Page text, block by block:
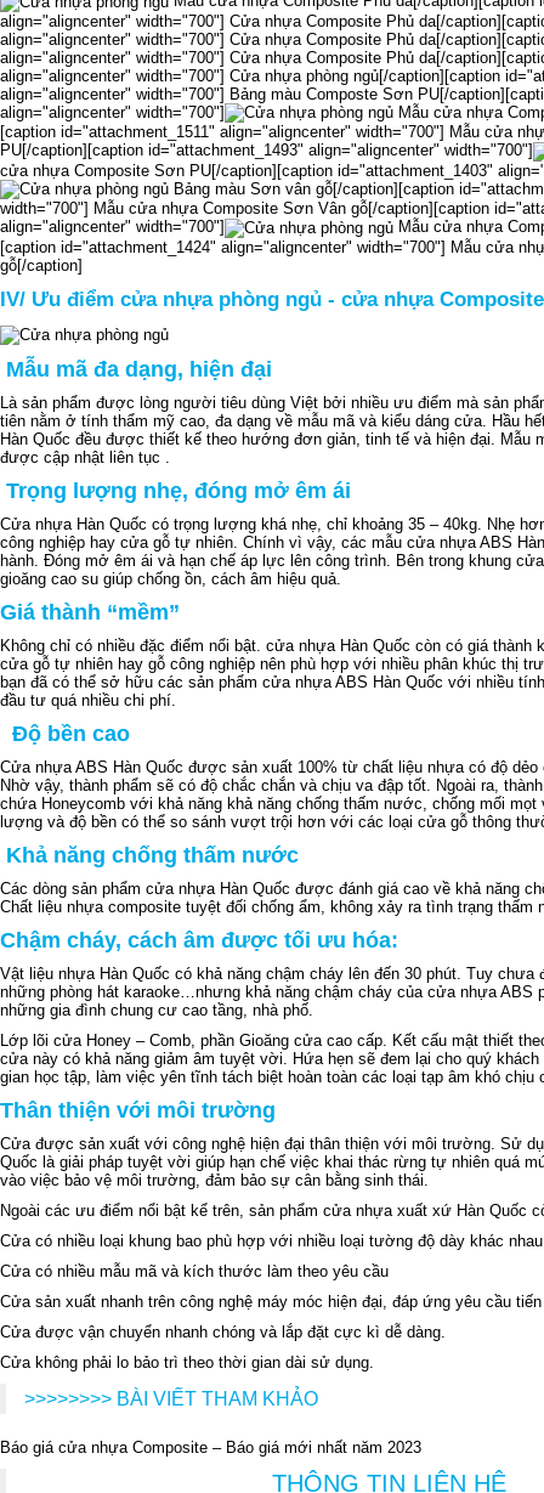
align="aligncenter" width="700"] Cửa nhựa Composite Phủ da[/
align="aligncenter" width="700"] Cửa nhựa Composite Phủ da[/
align="aligncenter" width="700"] Cửa nhựa Composite Phủ da[/
align="aligncenter" width="700"] Cửa nhựa phòng ngủ[/caption][caption
align="aligncenter" width="700"] Bảng màu Composte Sơn PU[/
align="aligncenter" width="700"]
Mẫu cửa nhựa
[caption id="attachment_1511" align="aligncenter" width="700"] Mẫu cửa
PU[/caption][caption id="attachment_1493" align="aligncenter" width="700"]
cửa nhựa Composite Sơn PU[/caption][caption id="attachment_1403"
Bảng màu Sơn vân gỗ[/caption][caption
width="700"] Mẫu cửa nhựa Composite Sơn Vân gỗ[/caption][caption
align="aligncenter" width="700"]
Mẫu cửa nhựa
[caption id="attachment_1424" align="aligncenter" width="700"] Mẫu cửa
gỗ[/caption]
IV/ Ưu điểm cửa nhựa phòng ngủ - cửa nhựa Composite
Mẫu mã đa dạng, hiện đại
Là sản phẩm được lòng người tiêu dùng Việt bởi nhiều ưu điểm mà sản
tiên nằm ở tính thẩm mỹ cao, đa dạng về mẫu mã và kiểu dáng cửa. Hầu
Hàn Quốc đều được thiết kế theo hướng đơn giản, tinh tế và hiện đại. Mẫu
được cập nhật liên tục .
Trọng lượng nhẹ, đóng mở êm ái
Cửa nhựa Hàn Quốc có trọng lượng khá nhẹ, chỉ khoảng 35 – 40kg. Nhẹ
công nghiệp hay cửa gỗ tự nhiên. Chính vì vậy, các mẫu cửa nhựa ABS
hành. Đóng mở êm ái và hạn chế áp lực lên công trình. Bên trong khung
gioăng cao su giúp chống ồn, cách âm hiệu quả.
Giá thành “mềm”
Không chỉ có nhiều đặc điểm nổi bật. cửa nhựa Hàn Quốc còn có giá thành
cửa gỗ tự nhiên hay gỗ công nghiệp nên phù hợp với nhiều phân khúc thị
bạn đã có thể sở hữu các sản phẩm cửa nhựa ABS Hàn Quốc với nhiều
đầu tư quá nhiều chi phí.
Độ bền cao
Cửa nhựa ABS Hàn Quốc được sản xuất 100% từ chất liệu nhựa có độ dẻo
Nhờ vậy, thành phẩm sẽ có độ chắc chắn và chịu va đập tốt. Ngoài ra,
chứa Honeycomb với khả năng khả năng chống thấm nước, chống mối mọt
lượng và độ bền có thể so sánh vượt trội hơn với các loại cửa gỗ thông
Khả năng chống thấm nước
Các dòng sản phẩm cửa nhựa Hàn Quốc được đánh giá cao về khả năng
Chất liệu nhựa composite tuyệt đối chống ẩm, không xảy ra tình trạng thấm
Chậm cháy, cách âm được tối ưu hóa:
Vật liệu nhựa Hàn Quốc có khả năng chậm cháy lên đến 30 phút. Tuy
những phòng hát karaoke…nhưng khả năng chậm cháy của cửa nhựa ABS
những gia đình chung cư cao tầng, nhà phố.
Lớp lõi cửa Honey – Comb, phần Gioăng cửa cao cấp. Kết cấu mật thiết
cửa này có khả năng giảm âm tuyệt vời. Hứa hẹn sẽ đem lại cho quý khách
gian học tập, làm việc yên tĩnh tách biệt hoàn toàn các loại tạp âm khó chịu
Thân thiện với môi trường
Cửa được sản xuất với công nghệ hiện đại thân thiện với môi trường. Sử
Quốc là giải pháp tuyệt vời giúp hạn chế việc khai thác rừng tự nhiên quá
vào việc bảo vệ môi trường, đảm bảo sự cân bằng sinh thái.
Ngoài các ưu điểm nổi bật kể trên, sản phẩm cửa nhựa xuất xứ Hàn Quốc
Cửa có nhiều loại khung bao phù hợp với nhiều loại tường độ dày khác nhau
Cửa có nhiều mẫu mã và kích thước làm theo yêu cầu
Cửa sản xuất nhanh trên công nghệ máy móc hiện đại, đáp ứng yêu cầu
Cửa được vận chuyển nhanh chóng và lắp đặt cực kì dễ dàng.
Cửa không phải lo bảo trì theo thời gian dài sử dụng.
>>>>>>>> BÀI VIẾT THAM KHẢO
Báo giá cửa nhựa Composite – Báo giá mới nhất năm 2023
THÔNG TIN LIÊN HỆ